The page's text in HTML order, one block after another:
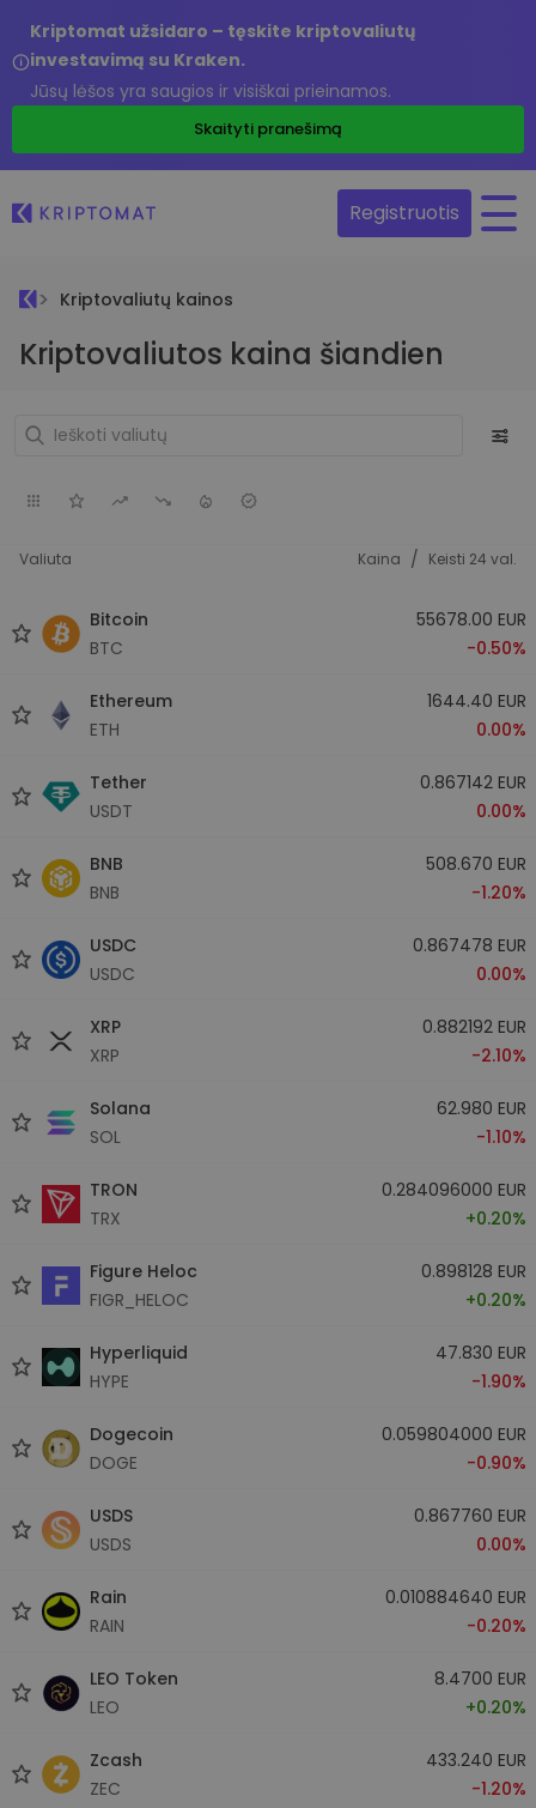
Kriptomat užsidaro – tęskite kriptovaliutų
investavimą su Kraken.
Jūsų lėšos yra saugios ir visiškai prieinamos.
Skaityti pranešimą
Registruotis
Kriptovaliutų kainos
Kriptovaliutos kaina šiandien
Valiuta Kaina / Keisti 24 val.
Bitcoin
BTC
55678.00 EUR
-0.50%
Ethereum
ETH
1644.40 EUR
0.00%
Tether
USDT
0.867142 EUR
0.00%
BNB
BNB
508.670 EUR
-1.20%
USDC
USDC
0.867478 EUR
0.00%
XRP
XRP
0.882192 EUR
-2.10%
Solana
SOL
62.980 EUR
-1.10%
TRON
TRX
0.284096000 EUR
+0.20%
Figure Heloc
FIGR_HELOC
0.898128 EUR
+0.20%
Hyperliquid
HYPE
47.830 EUR
-1.90%
Dogecoin
DOGE
0.059804000 EUR
-0.90%
USDS
USDS
0.867760 EUR
0.00%
Rain
RAIN
0.010884640 EUR
-0.20%
LEO Token
LEO
8.4700 EUR
+0.20%
Zcash
ZEC
433.240 EUR
-1.20%